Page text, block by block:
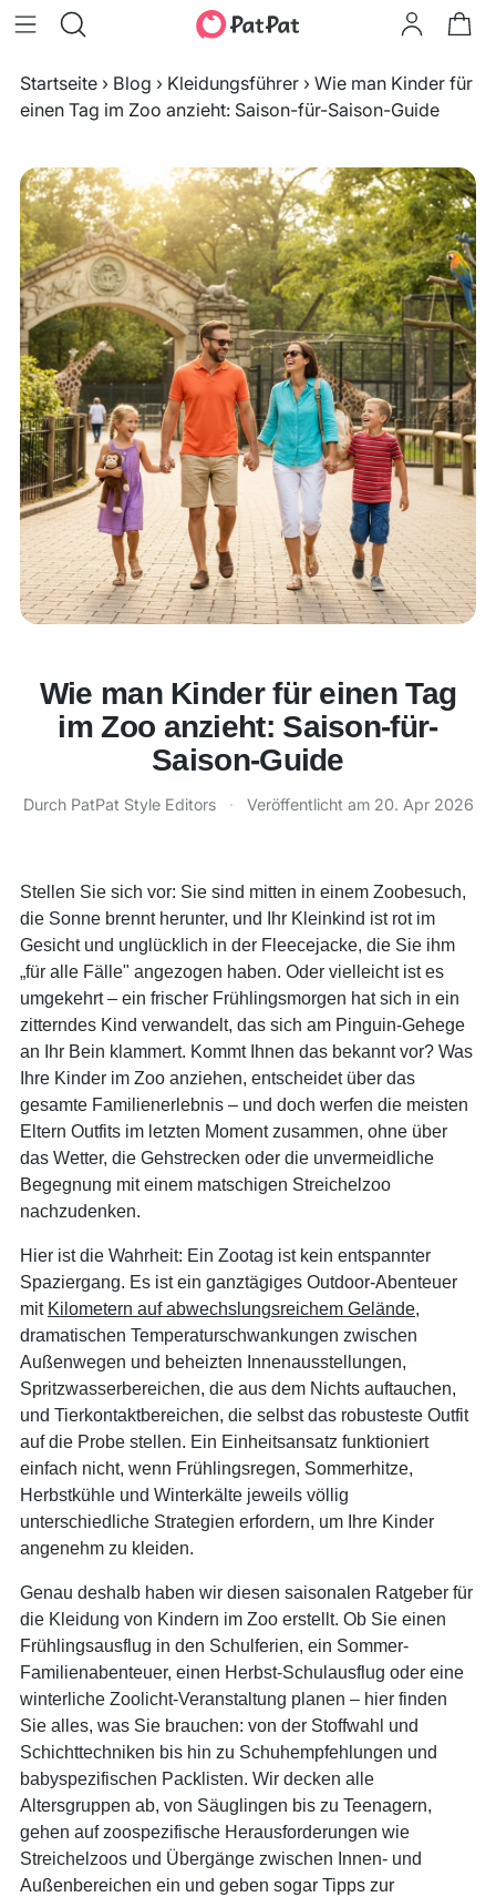
Startseite › Blog › Kleidungsführer › Wie man Kinder für
einen Tag im Zoo anzieht: Saison-für-Saison-Guide
Wie man Kinder für einen Tag
im Zoo anzieht: Saison-für-
Saison-Guide
Durch PatPat Style Editors · Veröffentlicht am 20. Apr 2026
Stellen Sie sich vor: Sie sind mitten in einem Zoobesuch,
die Sonne brennt herunter, und Ihr Kleinkind ist rot im
Gesicht und unglücklich in der Fleecejacke, die Sie ihm
„für alle Fälle" angezogen haben. Oder vielleicht ist es
umgekehrt – ein frischer Frühlingsmorgen hat sich in ein
zitterndes Kind verwandelt, das sich am Pinguin-Gehege
an Ihr Bein klammert. Kommt Ihnen das bekannt vor? Was
Ihre Kinder im Zoo anziehen, entscheidet über das
gesamte Familienerlebnis – und doch werfen die meisten
Eltern Outfits im letzten Moment zusammen, ohne über
das Wetter, die Gehstrecken oder die unvermeidliche
Begegnung mit einem matschigen Streichelzoo
nachzudenken.
Hier ist die Wahrheit: Ein Zootag ist kein entspannter
Spaziergang. Es ist ein ganztägiges Outdoor-Abenteuer
mit Kilometern auf abwechslungsreichem Gelände,
dramatischen Temperaturschwankungen zwischen
Außenwegen und beheizten Innenausstellungen,
Spritzwasserbereichen, die aus dem Nichts auftauchen,
und Tierkontaktbereichen, die selbst das robusteste Outfit
auf die Probe stellen. Ein Einheitsansatz funktioniert
einfach nicht, wenn Frühlingsregen, Sommerhitze,
Herbstkühle und Winterkälte jeweils völlig
unterschiedliche Strategien erfordern, um Ihre Kinder
angenehm zu kleiden.
Genau deshalb haben wir diesen saisonalen Ratgeber für
die Kleidung von Kindern im Zoo erstellt. Ob Sie einen
Frühlingsausflug in den Schulferien, ein Sommer-
Familienabenteuer, einen Herbst-Schulausflug oder eine
winterliche Zoolicht-Veranstaltung planen – hier finden
Sie alles, was Sie brauchen: von der Stoffwahl und
Schichttechniken bis hin zu Schuhempfehlungen und
babyspezifischen Packlisten. Wir decken alle
Altersgruppen ab, von Säuglingen bis zu Teenagern,
gehen auf zoospezifische Herausforderungen wie
Streichelzoos und Übergänge zwischen Innen- und
Außenbereichen ein und geben sogar Tipps zur